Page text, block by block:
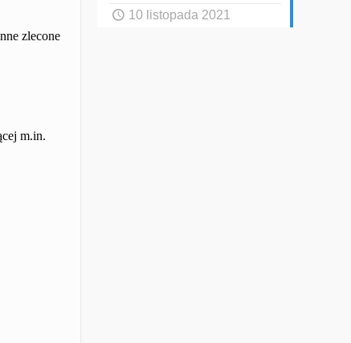
zlecone
m.in.
10 listopada 2021